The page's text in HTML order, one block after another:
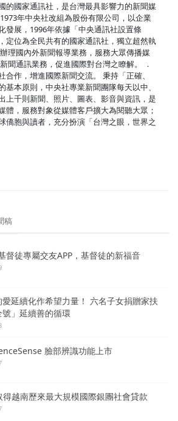
的國家通訊社，是台灣最具影響力的新聞媒
年中央社改組為股份有限公司，以企業
發展，1996年依據「中央通訊社設置條
定位為全民共有的國家通訊社，獨立超然執
理國內外新聞報導業務，服務大眾傳播媒
聞通訊業務，促進國際對台灣之瞭解。 ．
合作，增進國際新聞交流。 秉持「正確、
基本原則，中央社專業新聞團隊每天以中、
上千則新聞、照片、圖表、影音與資訊，是
體，服務對象從媒體客戶擴大為閱聽大眾；
僑胞與讀者，充分扮演「台灣之眼，世界之
稿
督徒專屬交友APP，基督徒的新福音
愛延續化作希望力量！ 六名子女捐贈家扶
號」延續善的循環
臉部辨識功能上市
得越南歷來最大規模國際銀團社會貸款